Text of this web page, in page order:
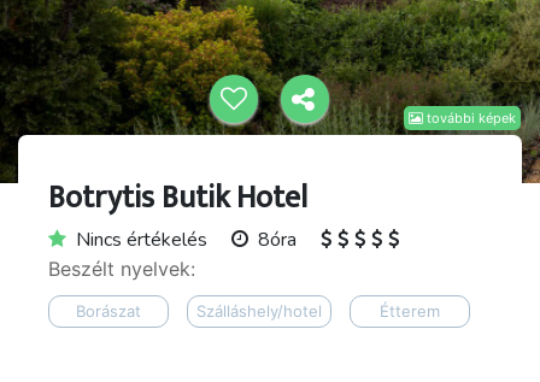
további képek
Botrytis Butik Hotel
Nincs értékelés 8óra
Beszélt nyelvek:
Borászat Szálláshely/hotel Étterem